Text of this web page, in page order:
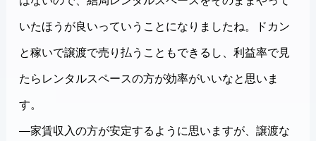
いたほうが良いっていうことになりましたね。ドカン
と稼いで譲渡で売り払うこともできるし、利益率で見
たらレンタルスペースの方が効率がいいなと思いま
す。
―家賃収入の方が安定するように思いますが、譲渡な